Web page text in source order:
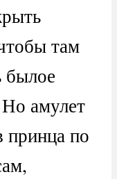
там
былое
амулет
принца по